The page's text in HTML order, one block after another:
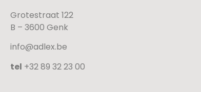
Grotestraat 122
B – 3600 Genk
info@adlex.be
tel +32 89 32 23 00